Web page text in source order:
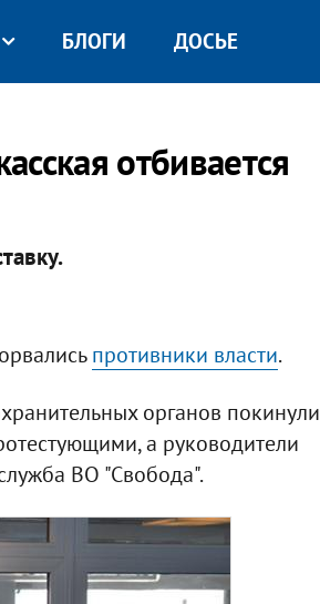
БЛОГИ ДОСЬЕ
отбивается
противники власти.
органов покинули
а руководители
ВО "Свобода".